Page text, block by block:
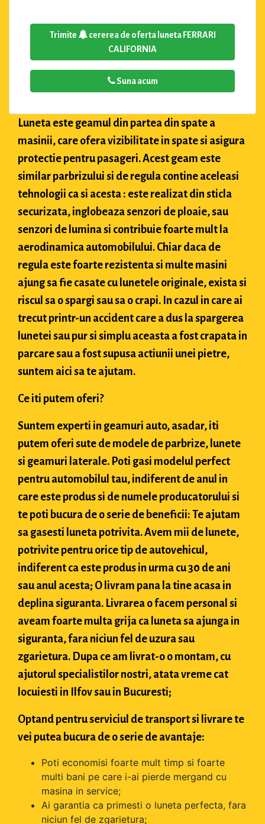
Trimite
cererea de oferta luneta FERRARI
CALIFORNIA
Suna acum
Luneta este geamul din partea din spate a
masinii, care ofera vizibilitate in spate si asigura
protectie pentru pasageri. Acest geam este
similar parbrizului si de regula contine aceleasi
tehnologii ca si acesta : este realizat din sticla
securizata, inglobeaza senzori de ploaie, sau
senzori de lumina si contribuie foarte mult la
aerodinamica automobilului. Chiar daca de
regula este foarte rezistenta si multe masini
ajung sa fie casate cu lunetele originale, exista si
riscul sa o spargi sau sa o crapi. In cazul in care ai
trecut printr-un accident care a dus la spargerea
lunetei sau pur si simplu aceasta a fost crapata in
parcare sau a fost supusa actiunii unei pietre,
suntem aici sa te ajutam.
Ce iti putem oferi?
Suntem experti in geamuri auto, asadar, iti
putem oferi sute de modele de parbrize, lunete
si geamuri laterale. Poti gasi modelul perfect
pentru automobilul tau, indiferent de anul in
care este produs si de numele producatorului si
te poti bucura de o serie de beneficii: Te ajutam
sa gasesti luneta potrivita. Avem mii de lunete,
potrivite pentru orice tip de autovehicul,
indiferent ca este produs in urma cu 30 de ani
sau anul acesta; O livram pana la tine acasa in
deplina siguranta. Livrarea o facem personal si
aveam foarte multa grija ca luneta sa ajunga in
siguranta, fara niciun fel de uzura sau
zgarietura. Dupa ce am livrat-o o montam, cu
ajutorul specialistilor nostri, atata vreme cat
locuiesti in Ilfov sau in Bucuresti;
Optand pentru serviciul de transport si livrare te
vei putea bucura de o serie de avantaje:
Poti economisi foarte mult timp si foarte
multi bani pe care i-ai pierde mergand cu
masina in service;
Ai garantia ca primesti o luneta perfecta, fara
niciun fel de zgarietura;